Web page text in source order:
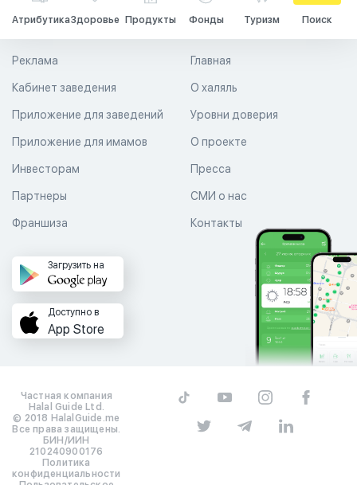
АтрибутикаЗдоровье Продукты Фонды Туризм Поиск
Главная
О халяль
Уровни доверия
Реклама
Кабинет заведения
Приложение для заведений
Приложение для имамов О проекте
Пресса
СМИ о нас
Контакты
Инвесторам
Партнеры
Франшиза
Загрузить на
Доступно в
App Store
Частная компания
Halal Guide Ltd.
© 2018 HalalGuide.me
Все права защищены.
БИН/ИИН
210240900176
Политика
конфиденциальности